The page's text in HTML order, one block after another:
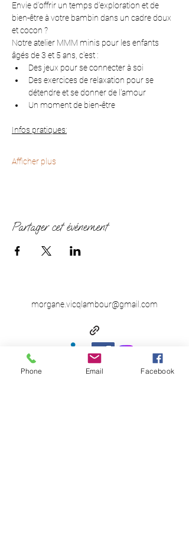
Envie d'offrir un temps d'exploration et de
bien-être à votre bambin dans un cadre doux
et cocon ?
Notre atelier MMM minis pour les enfants
âgés de 3 et 5 ans, c'est :
Des jeux pour se connecter à soi
Des exercices de relaxation pour se
détendre et se donner de l'amour
Un moment de bien-être
Infos pratiques:
Afficher plus
Partager cet événement
morgane.vicqlambour@gmail.com
Phone Email Facebook